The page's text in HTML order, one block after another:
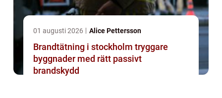
01 augusti 2026 Alice Pettersson
Brandtätning i stockholm tryggare
byggnader med rätt passivt
brandskydd